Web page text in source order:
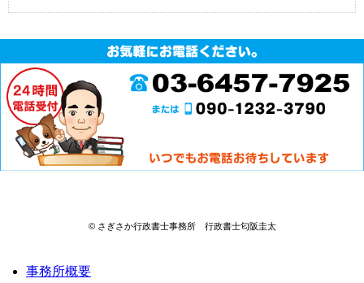
© さぎさか行政書士事務所 行政書士匂阪圭太
事務所概要